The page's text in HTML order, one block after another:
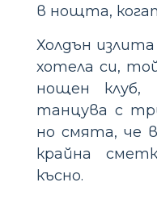
в нощта,
Холдън
хотела си,
нощен клуб,
танцува с
но смята, че
крайна
късно.